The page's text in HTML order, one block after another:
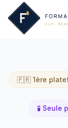
🇫🇷 1ère
🧪 Seule